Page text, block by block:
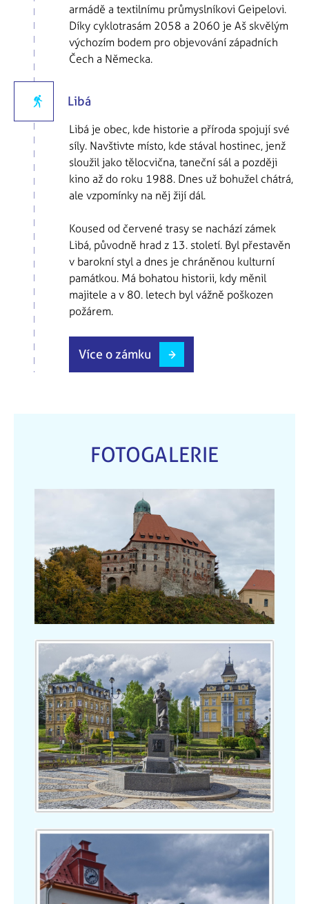
armádě a textilnímu průmyslníkovi Geipelovi.
Díky cyklotrasám 2058 a 2060 je Aš skvělým
výchozím bodem pro objevování západních
Čech a Německa.
Libá
Libá je obec, kde historie a příroda spojují své
síly. Navštivte místo, kde stával hostinec, jenž
sloužil jako tělocvična, taneční sál a později
kino až do roku 1988. Dnes už bohužel chátrá,
ale vzpomínky na něj žijí dál.
Koused od červené trasy se nachází zámek
Libá, původně hrad z 13. století. Byl přestavěn
v barokní styl a dnes je chráněnou kulturní
památkou. Má bohatou historii, kdy měnil
majitele a v 80. letech byl vážně poškozen
požárem.
Více o zámku
FOTOGALERIE